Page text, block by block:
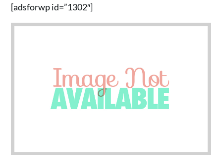
[adsforwp id=”1302″]